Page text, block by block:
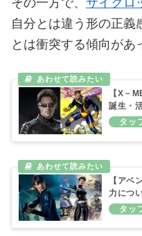
その一方で、 サイクロ
自分とは違う形の正義
とは衝突する傾向があ
【X－
誕生・
【アベ
力につ